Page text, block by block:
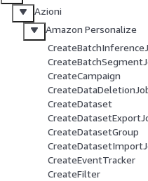
Azioni
Amazon Personalize
CreateCampaign
CreateDataset
CreateDatasetGroup
CreateEventTracker
CreateFilter